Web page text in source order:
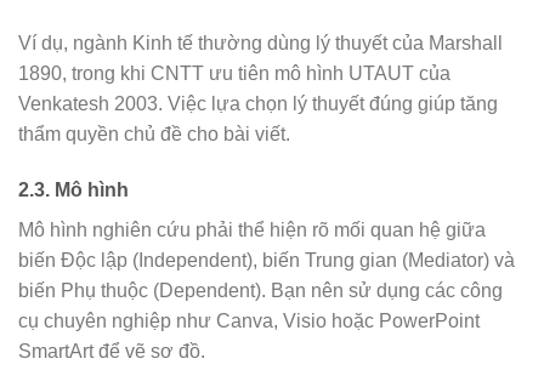
Ví dụ, ngành Kinh tế thường dùng lý thuyết của Marshall
1890, trong khi CNTT ưu tiên mô hình UTAUT của
Venkatesh 2003. Việc lựa chọn lý thuyết đúng giúp tăng
thẩm quyền chủ đề cho bài viết.
2.3. Mô hình
Mô hình nghiên cứu phải thể hiện rõ mối quan hệ giữa
biến Độc lập (Independent), biến Trung gian (Mediator) và
biến Phụ thuộc (Dependent). Bạn nên sử dụng các công
cụ chuyên nghiệp như Canva, Visio hoặc PowerPoint
SmartArt để vẽ sơ đồ.